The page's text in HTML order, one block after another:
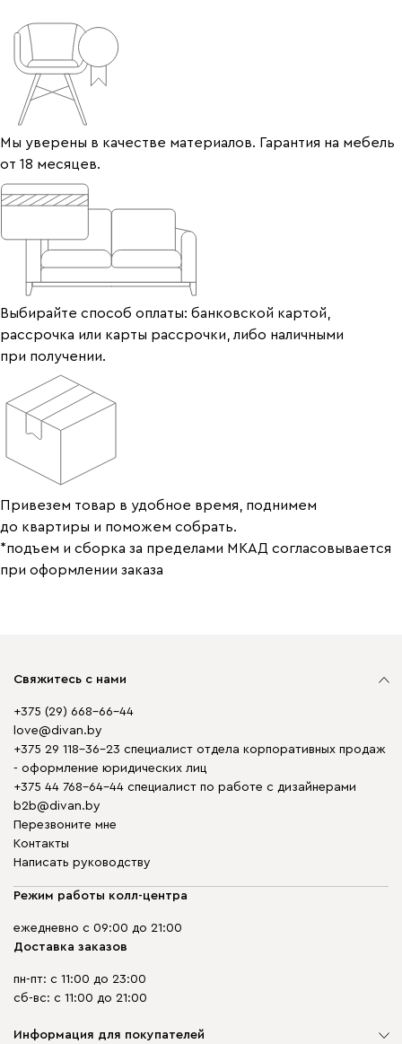
Мы уверены в качестве материалов. Гарантия на мебель
от 18 месяцев.
Выбирайте способ оплаты: банковской картой,
рассрочка или карты рассрочки, либо наличными
при получении.
Привезем товар в удобное время, поднимем
до квартиры и поможем собрать.
*подъем и сборка за пределами МКАД согласовывается
при оформлении заказа
Свяжитесь с нами
+375 (29) 668-66-44
love@divan.by
+375 29 118-36-23 специалист отдела корпоративных продаж
- оформление юридических лиц
+375 44 768-64-44 специалист по работе с дизайнерами
b2b@divan.by
Перезвоните мне
Контакты
Написать руководству
Режим работы колл-центра
ежедневно с 09:00 до 21:00
Доставка заказов
пн-пт: с 11:00 до 23:00
сб-вс: с 11:00 до 21:00
Информация для покупателей